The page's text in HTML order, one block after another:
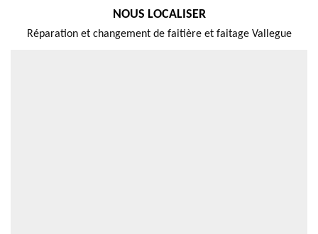
NOUS LOCALISER
Réparation et changement de faitière et faitage Vallegue